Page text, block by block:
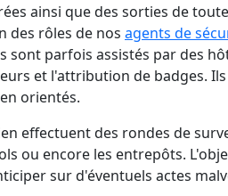
ainsi que des sorties de
des rôles de nos agents de
sont parfois assistés par des
et l'attribution de badges.
orientés.
effectuent des rondes de
ou encore les entrepôts.
sur d'éventuels actes